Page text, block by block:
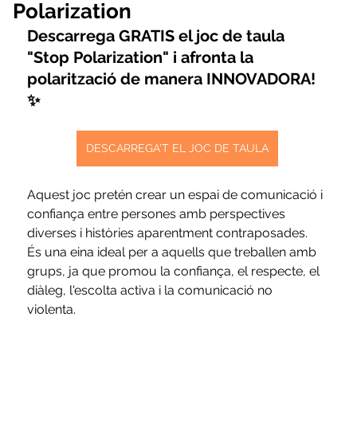
Polarization
Descarrega GRATIS el joc de taula
"Stop Polarization" i afronta la
polarització de manera INNOVADORA!
✨
DESCARREGA'T EL JOC DE TAULA
Aquest joc pretén crear un espai de comunicació i
confiança entre persones amb perspectives
diverses i històries aparentment contraposades.
És una eina ideal per a aquells que treballen amb
grups, ja que promou la confiança, el respecte, el
diàleg, l'escolta activa i la comunicació no
violenta.